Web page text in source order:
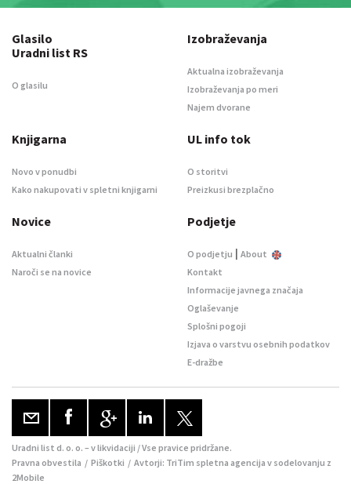
Glasilo
Uradni list RS
O glasilu
Izobraževanja
Aktualna izobraževanja
Izobraževanja po meri
Najem dvorane
Knjigarna
Novo v ponudbi
Kako nakupovati v spletni knjigarni
UL info tok
O storitvi
Preizkusi brezplačno
Novice
Aktualni članki
Naroči se na novice
Podjetje
O podjetju | About
Kontakt
Informacije javnega značaja
Oglaševanje
Splošni pogoji
Izjava o varstvu osebnih podatkov
E-dražbe
Uradni list d. o. o. – v likvidaciji / Vse pravice pridržane.
Pravna obvestila / Piškotki / Avtorji: TriTim spletna agencija v sodelovanju z
2Mobile